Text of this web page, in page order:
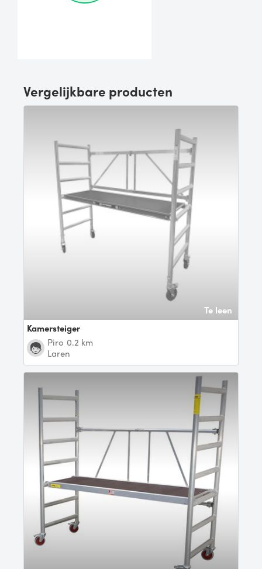
Vergelijkbare producten
Te leen
Kamersteiger
Piro 0.2 km
Laren